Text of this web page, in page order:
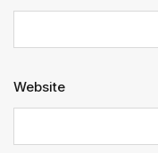
Website